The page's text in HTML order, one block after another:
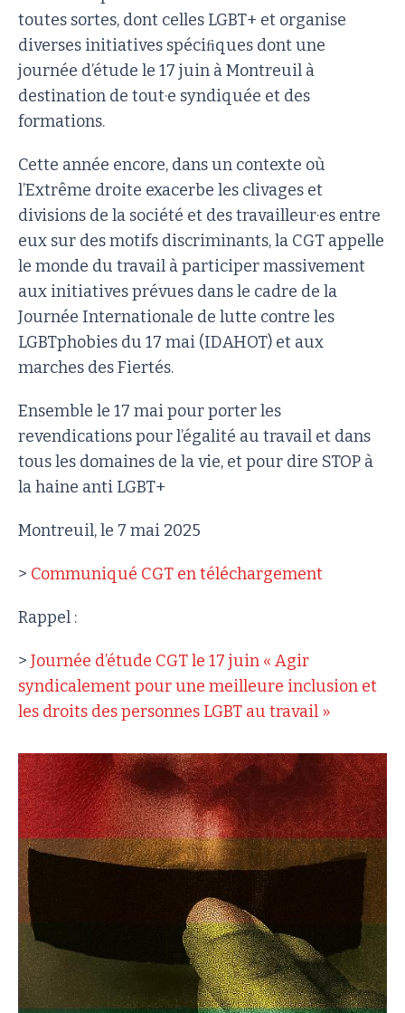
toutes sortes, dont celles LGBT+ et organise
diverses initiatives spéciﬁques dont une
journée d’étude le 17 juin à Montreuil à
destination de tout·e syndiquée et des
formations.
Cette année encore, dans un contexte où
l’Extrême droite exacerbe les clivages et
divisions de la société et des travailleur·es entre
eux sur des motifs discriminants, la CGT appelle
le monde du travail à participer massivement
aux initiatives prévues dans le cadre de la
Journée Internationale de lutte contre les
LGBTphobies du 17 mai (IDAHOT) et aux
marches des Fiertés.
Ensemble le 17 mai pour porter les
revendications pour l’égalité au travail et dans
tous les domaines de la vie, et pour dire STOP à
la haine anti LGBT+
Montreuil, le 7 mai 2025
> Communiqué CGT en téléchargement
Rappel :
> Journée d’étude CGT le 17 juin « Agir
syndicalement pour une meilleure inclusion et
les droits des personnes LGBT au travail »